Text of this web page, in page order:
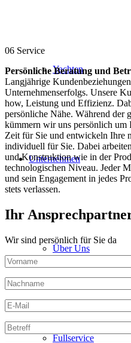
Yachten
Unternehmen
Über Uns
Fullservice
06 Service
Persönliche Beratung und
Langjährige
Unternehmenserfolgs. Unsere
how, Leistung und Effizienz.
persönliche Nähe. Während der
kümmern wir uns persönlich um
Zeit für Sie und entwickeln Ihre
individuell für Sie. Dabei
und Konstruktion wie in der
technologischen Niveau. Jeder
und sein Engagement in jedes
stets verlassen.
Ihr
Wir sind persönlich für Sie da